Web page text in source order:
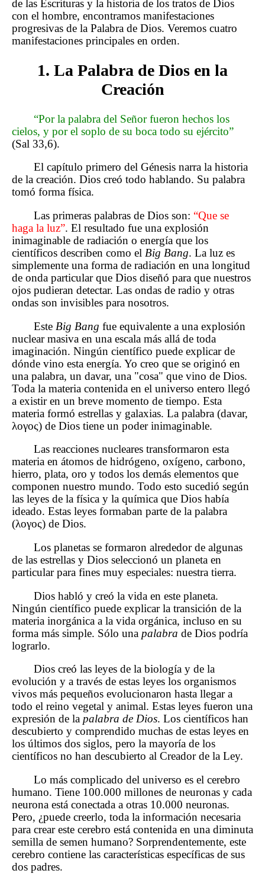
de las Escrituras y la historia de los tratos de Dios
con el hombre, encontramos manifestaciones
progresivas de la Palabra de Dios. Veremos cuatro
manifestaciones principales en orden.
1. La Palabra de Dios en la
Creación
“Por la palabra del Señor fueron hechos los
cielos, y por el soplo de su boca todo su ejército”
(Sal 33,6).
El capítulo primero del Génesis narra la historia
de la creación. Dios creó todo hablando. Su palabra
tomó forma física.
Las primeras palabras de Dios son: “Que se
haga la luz”. El resultado fue una explosión
inimaginable de radiación o energía que los
científicos describen como el Big Bang. La luz es
simplemente una forma de radiación en una longitud
de onda particular que Dios diseñó para que nuestros
ojos pudieran detectar. Las ondas de radio y otras
ondas son invisibles para nosotros.
Este Big Bang fue equivalente a una explosión
nuclear masiva en una escala más allá de toda
imaginación. Ningún científico puede explicar de
dónde vino esta energía. Yo creo que se originó en
una palabra, un davar, una "cosa" que vino de Dios.
Toda la materia contenida en el universo entero llegó
a existir en un breve momento de tiempo. Esta
materia formó estrellas y galaxias. La palabra (davar,
λογος) de Dios tiene un poder inimaginable.
Las reacciones nucleares transformaron esta
materia en átomos de hidrógeno, oxígeno, carbono,
hierro, plata, oro y todos los demás elementos que
componen nuestro mundo. Todo esto sucedió según
las leyes de la física y la química que Dios había
ideado. Estas leyes formaban parte de la palabra
(λογος) de Dios.
Los planetas se formaron alrededor de algunas
de las estrellas y Dios seleccionó un planeta en
particular para fines muy especiales: nuestra tierra.
Dios habló y creó la vida en este planeta.
Ningún científico puede explicar la transición de la
materia inorgánica a la vida orgánica, incluso en su
forma más simple. Sólo una palabra de Dios podría
lograrlo.
Dios creó las leyes de la biología y de la
evolución y a través de estas leyes los organismos
vivos más pequeños evolucionaron hasta llegar a
todo el reino vegetal y animal. Estas leyes fueron una
expresión de la palabra de Dios. Los científicos han
descubierto y comprendido muchas de estas leyes en
los últimos dos siglos, pero la mayoría de los
científicos no han descubierto al Creador de la Ley.
Lo más complicado del universo es el cerebro
humano. Tiene 100.000 millones de neuronas y cada
neurona está conectada a otras 10.000 neuronas.
Pero, ¿puede creerlo, toda la información necesaria
para crear este cerebro está contenida en una diminuta
semilla de semen humano? Sorprendentemente, este
cerebro contiene las características específicas de sus
dos padres.